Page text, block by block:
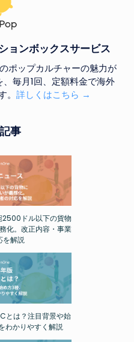
ョンボックスサービス
ポップカルチャーの魅力が
毎月1回、定額料金で海外
詳しくはこちら →
事
2500ドル以下の貨物
化。改正内容・事業
を解説
とは？注目背景や始
わかりやすく解説